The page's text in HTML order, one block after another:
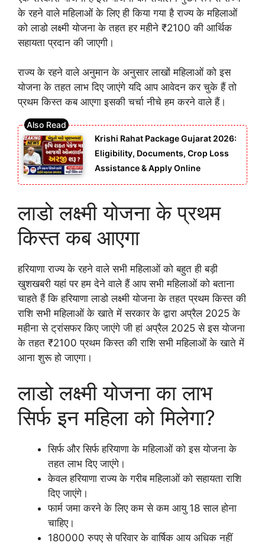
के रहने वाले महिलाओं के लिए ही किया गया है राज्य के महिलाओं
को लाडो लक्ष्मी योजना के तहत हर महीने ₹2100 की आर्थिक
सहायता प्रदान की जाएगी।
राज्य के रहने वाले अनुमान के अनुसार लाखों महिलाओं को इस
योजना के तहत लाभ दिए जाएंगे यदि आप आवेदन कर चुके हैं तो
प्रथम किस्त कब आएगा इसकी चर्चा नीचे हम करने वाले हैं।
Krishi Rahat Package Gujarat 2026:
Eligibility, Documents, Crop Loss
Assistance & Apply Online
लाडो लक्ष्मी योजना के प्रथम
किस्त कब आएगा
हरियाणा राज्य के रहने वाले सभी महिलाओं को बहुत ही बड़ी
खुशखबरी यहां पर हम देने वाले हैं आप सभी महिलाओं को बताना
चाहते हैं कि हरियाणा लाडो लक्ष्मी योजना के तहत प्रथम किस्त की
राशि सभी महिलाओं के खाते में सरकार के द्वारा अप्रैल 2025 के
महीना से ट्रांसफर किए जाएंगे जी हां अप्रैल 2025 से इस योजना
के तहत ₹2100 प्रथम किस्त की राशि सभी महिलाओं के खाते में
आना शुरू हो जाएगा।
लाडो लक्ष्मी योजना का लाभ
सिर्फ इन महिला को मिलेगा?
सिर्फ और सिर्फ हरियाणा के महिलाओं को इस योजना के
तहत लाभ दिए जाएंगे।
केवल हरियाणा राज्य के गरीब महिलाओं को सहायता राशि
दिए जाएंगे।
फार्म जमा करने के लिए कम से कम आयु 18 साल होना
चाहिए।
180000 रुपए से परिवार के वार्षिक आय अधिक नहीं